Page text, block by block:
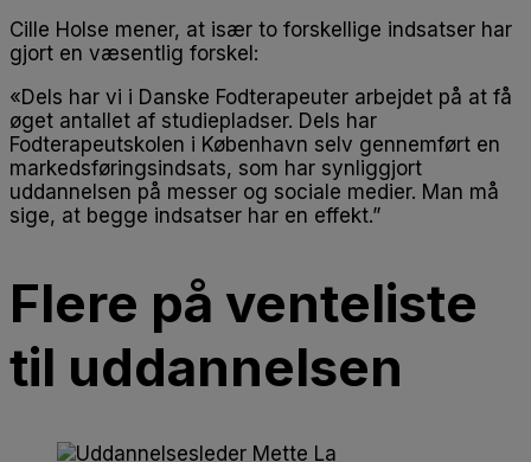
Cille Holse mener, at især to forskellige indsatser har
gjort en væsentlig forskel:
«Dels har vi i Danske Fodterapeuter arbejdet på at få
øget antallet af studiepladser. Dels har
Fodterapeutskolen i København selv gennemført en
markedsføringsindsats, som har synliggjort
uddannelsen på messer og sociale medier. Man må
sige, at begge indsatser har en effekt.”
Flere på venteliste
til uddannelsen